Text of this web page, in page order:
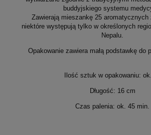
buddyjskiego systemu
Zawierają mieszankę 25 aromatycznych
niektóre występują tylko w określonych
Nepalu.
Opakowanie zawiera małą podstawkę do
Ilość sztuk w opakowaniu:
Długość: 16 cm
Czas palenia: ok. 45 min.